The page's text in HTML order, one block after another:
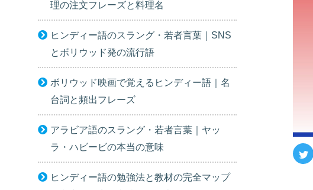
理の注文フレーズと料理名
ヒンディー語のスラング・若者言葉｜SNS
とボリウッド発の流行語
ボリウッド映画で覚えるヒンディー語｜名
台詞と頻出フレーズ
アラビア語のスラング・若者言葉｜ヤッ
ラ・ハビービの本当の意味
ヒンディー語の勉強法と教材の完全マップ